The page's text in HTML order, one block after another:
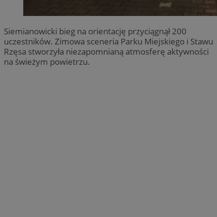
Siemianowicki bieg na orientację przyciągnął 200
uczestników. Zimowa sceneria Parku Miejskiego i Stawu
Rzęsa stworzyła niezapomnianą atmosferę aktywności
na świeżym powietrzu.